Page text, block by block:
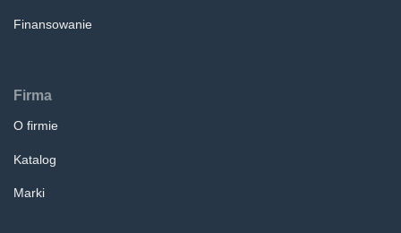
Finansowanie
Firma
O firmie
Katalog
Marki